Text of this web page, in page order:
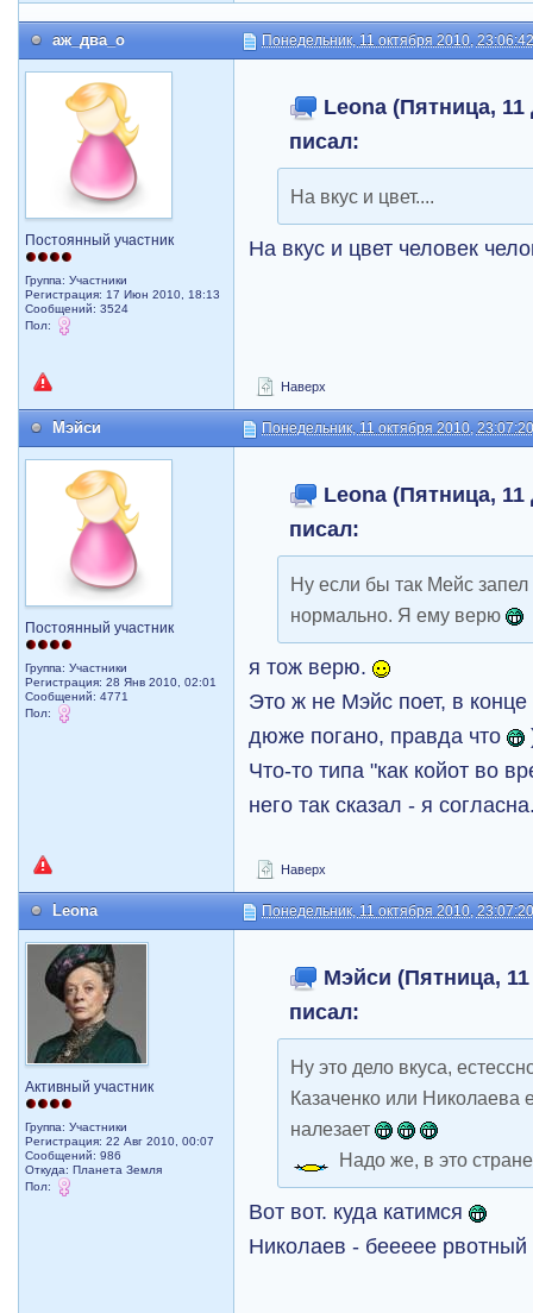
аж_два_о Понедельник, 11 октября 2010,
Постоянный участник
Группа: Участники
Регистрация: 17 Июн 2010, 18:13
Сообщений: 3524
Пол:
Leona (Пятница, 11
писал:
На вкус и цвет....
На вкус и цвет человек
Наверх
Мэйси Понедельник, 11 октября 2010,
Постоянный участник
Группа: Участники
Регистрация: 28 Янв 2010, 02:01
Сообщений: 4771
Пол:
Leona (Пятница, 11
писал:
Ну если бы так Мейс
нормально. Я ему верю
я тож верю.
Это ж не Mэйс поет, в
дюже погано, правда что
Что-то типа "как койот во
него так сказал - я
Наверх
Leona Понедельник, 11 октября 2010,
Активный участник
Группа: Участники
Регистрация: 22 Авг 2010, 00:07
Сообщений: 986
Откуда: Планета Земля
Пол:
Мэйси (Пятница,
писал:
Ну это дело вкуса,
Казаченко или Николаева
налезает
Надо же, в это
Вот вот. куда катимся
Николаев - беееее